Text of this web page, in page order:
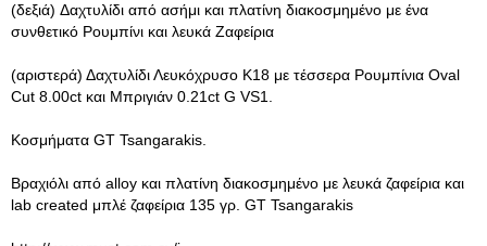
(δεξιά) Δαχτυλίδι από ασήμι και πλατίνη διακοσμημένο με ένα
συνθετικό Ρουμπίνι και λευκά Ζαφείρια
(αριστερά) Δαχτυλίδι Λευκόχρυσο Κ18 με τέσσερα Ρουμπίνια Oval
Cut 8.00ct και Μπριγιάν 0.21ct G VS1.
Κοσμήματα GT Tsangarakis.
Βραχιόλι από alloy και πλατίνη διακοσμημένο με λευκά ζαφείρια και
lab created μπλέ ζαφείρια 135 γρ. GT Tsangarakis